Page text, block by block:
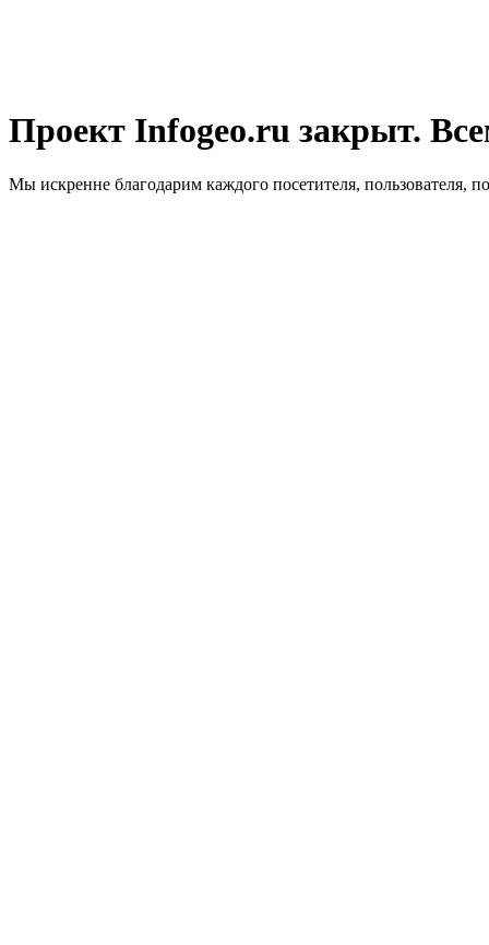
Проект Infogeo.ru закрыт.
Мы искренне благодарим каждого посетителя, пользователя,